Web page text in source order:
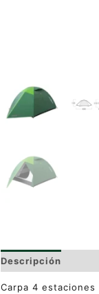
Descripción
Carpa 4